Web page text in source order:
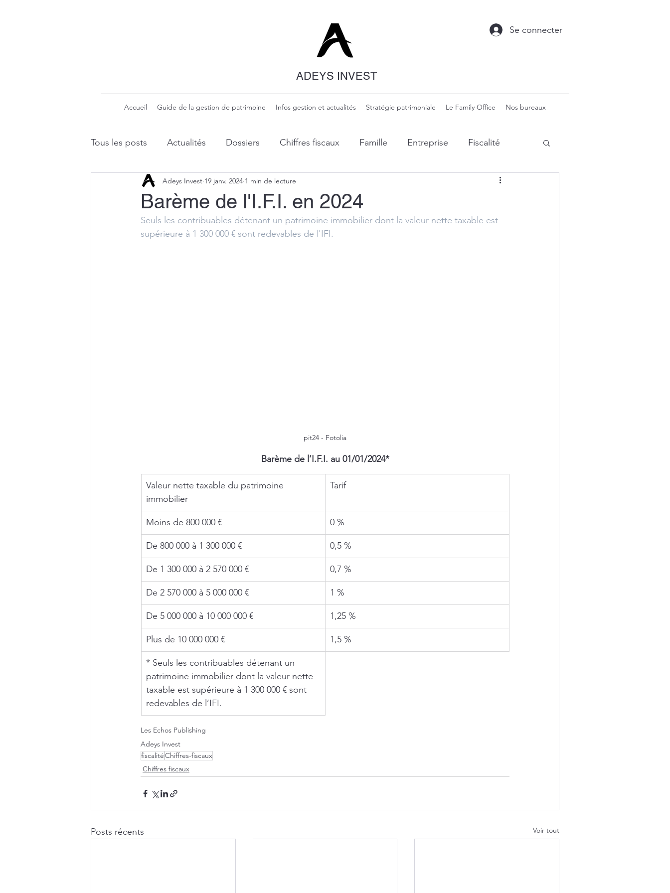
Se connecter
ADEYS INVEST
Accueil Guide de la gestion de patrimoine Infos gestion et actualités Stratégie patrimoniale Le Family Office Nos bureaux
Tous les posts Actualités Dossiers Chiffres fiscaux Famille Entreprise Fiscalité
Placement et finance Transmission et succession The Family Office
Barème de l'I.F.I. en 2024
Adeys Invest 19 janv. 2024 1 min de lecture
Seuls les contribuables détenant un patrimoine immobilier dont la valeur nette taxable est
supérieure à 1 300 000 € sont redevables de l'IFI.
pit24 - Fotolia
Barème de l’I.F.I. au 01/01/2024*
Valeur nette taxable du patrimoine
immobilier
Tarif
Moins de 800 000 € 0 %
De 800 000 à 1 300 000 € 0,5 %
De 1 300 000 à 2 570 000 € 0,7 %
De 2 570 000 à 5 000 000 € 1 %
De 5 000 000 à 10 000 000 € 1,25 %
Plus de 10 000 000 € 1,5 %
* Seuls les contribuables détenant un
patrimoine immobilier dont la valeur nette
taxable est supérieure à 1 300 000 € sont
redevables de l’IFI.
Les Echos Publishing
Adeys Invest
fiscalitéChiffres-fiscaux
Chiffres fiscaux
Posts récents Voir tout